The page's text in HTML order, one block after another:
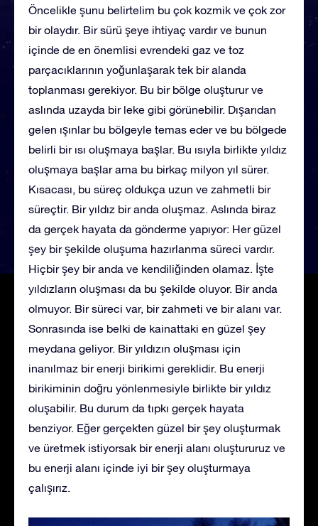
Öncelikle şunu belirtelim bu çok kozmik ve çok zor
bir olaydır. Bir sürü şeye ihtiyaç vardır ve bunun
içinde de en önemlisi evrendeki gaz ve toz
parçacıklarının yoğunlaşarak tek bir alanda
toplanması gerekiyor. Bu bir bölge oluşturur ve
aslında uzayda bir leke gibi görünebilir. Dışarıdan
gelen ışınlar bu bölgeyle temas eder ve bu bölgede
belirli bir ısı oluşmaya başlar. Bu ısıyla birlikte yıldız
oluşmaya başlar ama bu birkaç milyon yıl sürer.
Kısacası, bu süreç oldukça uzun ve zahmetli bir
süreçtir. Bir yıldız bir anda oluşmaz. Aslında biraz
da gerçek hayata da gönderme yapıyor: Her güzel
şey bir şekilde oluşuma hazırlanma süreci vardır.
Hiçbir şey bir anda ve kendiliğinden olamaz. İşte
yıldızların oluşması da bu şekilde oluyor. Bir anda
olmuyor. Bir süreci var, bir zahmeti ve bir alanı var.
Sonrasında ise belki de kainattaki en güzel şey
meydana geliyor. Bir yıldızın oluşması için
inanılmaz bir enerji birikimi gereklidir. Bu enerji
birikiminin doğru yönlenmesiyle birlikte bir yıldız
oluşabilir. Bu durum da tıpkı gerçek hayata
benziyor. Eğer gerçekten güzel bir şey oluşturmak
ve üretmek istiyorsak bir enerji alanı oluştururuz ve
bu enerji alanı içinde iyi bir şey oluşturmaya
çalışırız.